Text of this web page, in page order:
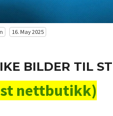
16. May 2025
BILDER TIL
nettbutikk)